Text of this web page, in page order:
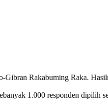
Rakabuming Raka.
1.000 responden dipilih